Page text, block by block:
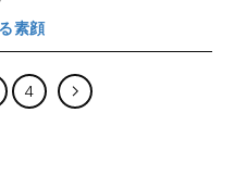
素顔
4